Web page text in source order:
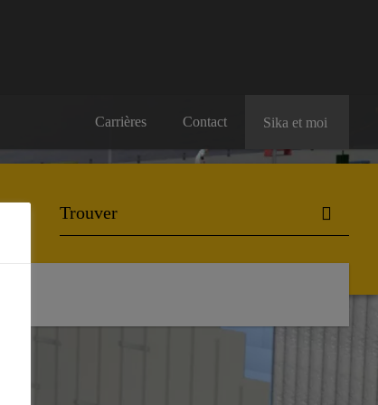
Carrières Contact Sika et moi